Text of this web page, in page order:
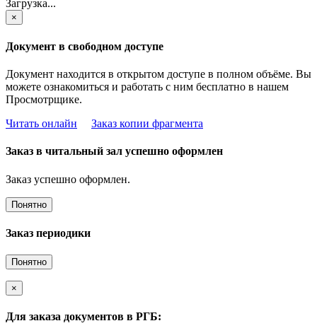
Загрузка...
×
Документ в свободном доступе
Документ находится в открытом доступе в полном объёме. Вы
можете ознакомиться и работать с ним бесплатно в нашем
Просмотрщике.
Читать онлайн
Заказ копии фрагмента
Заказ в читальный зал успешно оформлен
Заказ успешно оформлен.
Понятно
Заказ периодики
Понятно
×
Для заказа документов в РГБ: